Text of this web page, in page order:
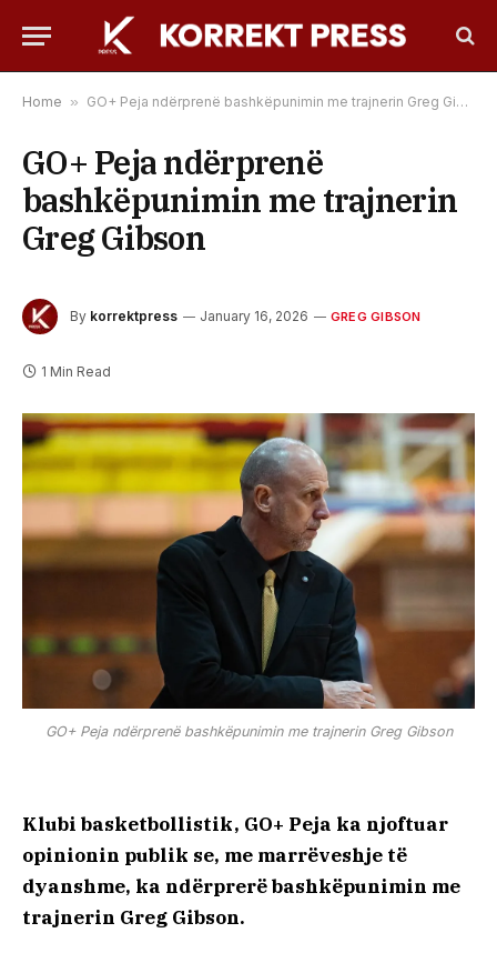
Home » GO+ Peja ndërprenë bashkëpunimin me trajnerin Greg Gibson
GO+ Peja ndërprenë
bashkëpunimin me trajnerin
Greg Gibson
By korrektpress January 16, 2026 GREG GIBSON
1 Min Read
GO+ Peja ndërprenë bashkëpunimin me trajnerin Greg Gibson
Klubi basketbollistik, GO+ Peja ka njoftuar
opinionin publik se, me marrëveshje të
dyanshme, ka ndërprerë bashkëpunimin me
trajnerin Greg Gibson.